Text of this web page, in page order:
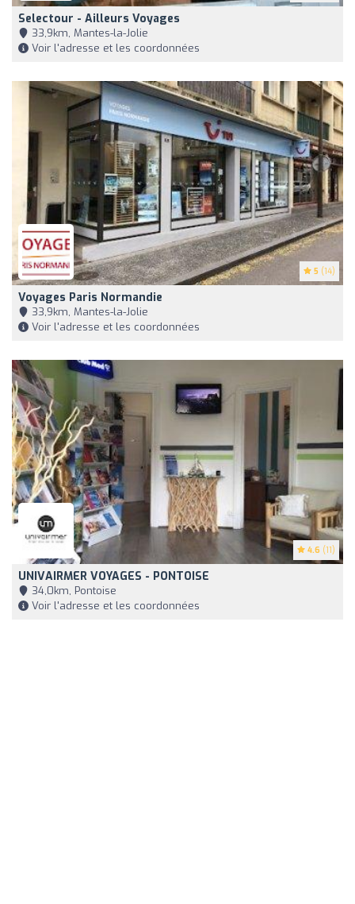
Selectour - Ailleurs Voyages
33,9km, Mantes-la-Jolie
Voir l'adresse et les coordonnées
5 (14)
Voyages Paris Normandie
33,9km, Mantes-la-Jolie
Voir l'adresse et les coordonnées
4.6 (11)
UNIVAIRMER VOYAGES - PONTOISE
34,0km, Pontoise
Voir l'adresse et les coordonnées